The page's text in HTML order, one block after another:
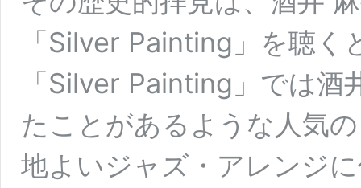
「Silver Painting」を聴く
「Silver Painting」では
たことがあるような人気
地よいジャズ・アレンジ